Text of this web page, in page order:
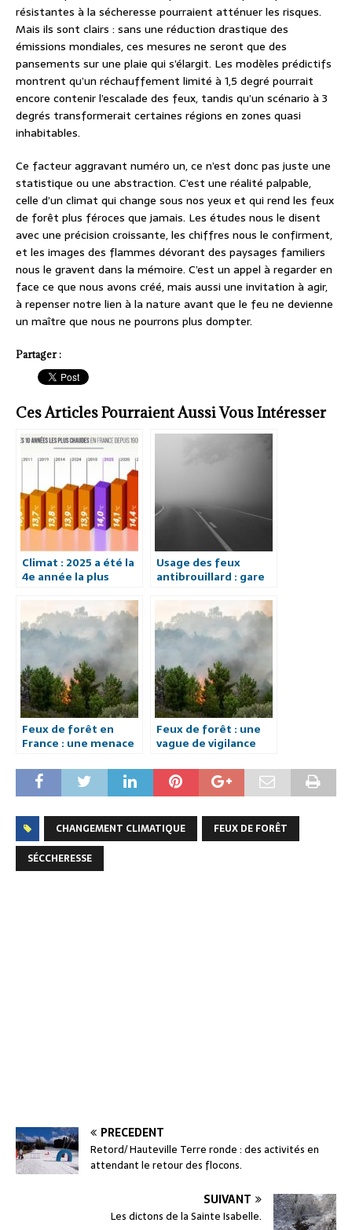
résistantes à la sécheresse pourraient atténuer les risques.
Mais ils sont clairs : sans une réduction drastique des
émissions mondiales, ces mesures ne seront que des
pansements sur une plaie qui s’élargit. Les modèles prédictifs
montrent qu’un réchauffement limité à 1,5 degré pourrait
encore contenir l’escalade des feux, tandis qu’un scénario à 3
degrés transformerait certaines régions en zones quasi
inhabitables.
Ce facteur aggravant numéro un, ce n’est donc pas juste une
statistique ou une abstraction. C’est une réalité palpable,
celle d’un climat qui change sous nos yeux et qui rend les feux
de forêt plus féroces que jamais. Les études nous le disent
avec une précision croissante, les chiffres nous le confirment,
et les images des flammes dévorant des paysages familiers
nous le gravent dans la mémoire. C’est un appel à regarder en
face ce que nous avons créé, mais aussi une invitation à agir,
à repenser notre lien à la nature avant que le feu ne devienne
un maître que nous ne pourrons plus dompter.
Partager :
Ces Articles Pourraient Aussi Vous Intéresser
Climat : 2025 a été la
4e année la plus
enregistrée en
France.
Usage des feux
antibrouillard : gare
Feux de forêt en
France : une menace
climat changeant.
Feux de forêt : une
vague de vigilance
sud de la France
CHANGEMENT CLIMATIQUE
FEUX DE FORÊT
SÉCCHERESSE
PRÉCÉDENT
Retord/ Hauteville Terre ronde : des activités en
attendant le retour des flocons.
SUIVANT
Les dictons de la Sainte Isabelle.